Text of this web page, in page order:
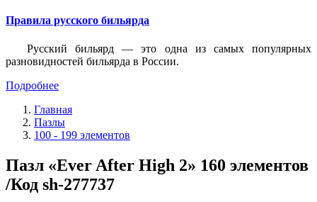
Правила русского бильярда
Русский бильярд — это одна из самых популярных
разновидностей бильярда в России.
Подробнее
Главная
Пазлы
100 - 199 элементов
Пазл «Ever After High 2» 160 элементов
/Код sh-277737